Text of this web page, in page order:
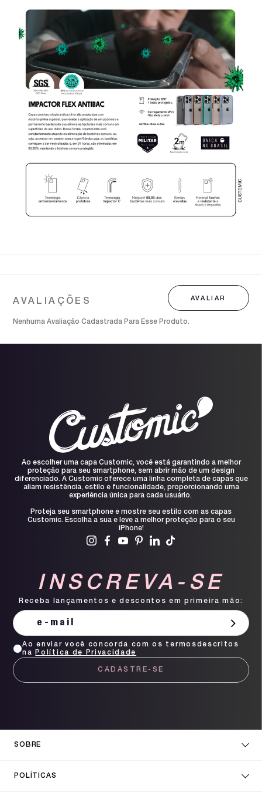
Nenhuma Avaliação Cadastrada Para Esse Produto.
Ao escolher uma capa Customic, você está garantindo a melhor
proteção para seu smartphone, sem abrir mão de um design
diferenciado. A Customic oferece uma linha completa de capas que
aliam resistência, estilo e funcionalidade, proporcionando uma
experiência única para cada usuário.
Proteja seu smartphone e mostre seu estilo com as capas
Customic. Escolha a sua e leve a melhor proteção para o seu
iPhone!
INSCREVA-SE
Receba lançamentos e descontos em primeira mão:
CADASTRE-SE
Ao enviar você concorda com os termosdescritos
na
Política de Privacidade
SOBRE
POLÍTICAS